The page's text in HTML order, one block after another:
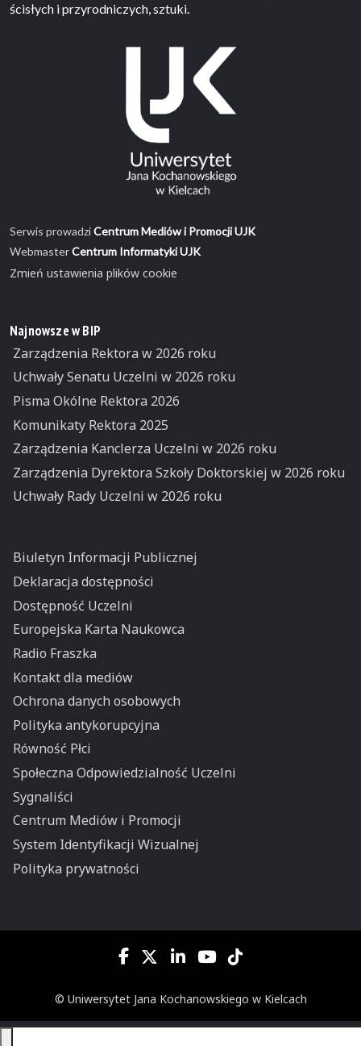
ścisłych i przyrodniczych, sztuki.
Serwis prowadziCentrum Mediów i Promocji UJK
WebmasterCentrum Informatyki UJK
Zmień ustawienia plików cookie
Najnowsze w BIP
Zarządzenia Rektora w 2026 roku
Uchwały Senatu Uczelni w 2026 roku
Pisma Okólne Rektora 2026
Komunikaty Rektora 2025
Zarządzenia Kanclerza Uczelni w 2026 roku
Zarządzenia Dyrektora Szkoły Doktorskiej w 2026 roku
Uchwały Rady Uczelni w 2026 roku
Biuletyn Informacji Publicznej
Deklaracja dostępności
Dostępność Uczelni
Europejska Karta Naukowca
Radio Fraszka
Kontakt dla mediów
Ochrona danych osobowych
Polityka antykorupcyjna
Równość Płci
Społeczna Odpowiedzialność Uczelni
Sygnaliści
Centrum Mediów i Promocji
System Identyfikacji Wizualnej
Polityka prywatności
© Uniwersytet Jana Kochanowskiego w Kielcach